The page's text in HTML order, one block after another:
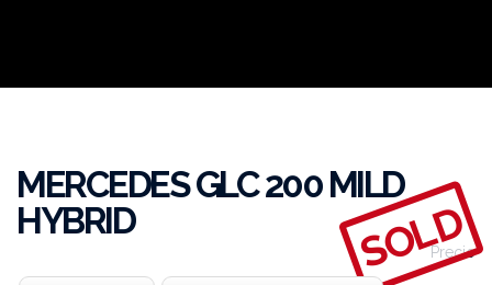
MERCEDES GLC 200 MILD
HYBRID
Precio
SOLD